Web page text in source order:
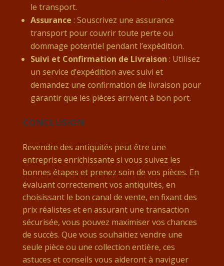
le transport.
Assurance : Souscrivez une assurance
transport pour couvrir toute perte ou
dommage potentiel pendant l’expédition.
Suivi et Confirmation de Livraison : Utilisez
un service d’expédition avec suivi et
demandez une confirmation de livraison pour
garantir que les pièces arrivent à bon port.
CONCLUSION
Revendre des antiquités peut être une
entreprise enrichissante si vous suivez les
bonnes étapes et prenez soin de vos pièces. En
évaluant correctement vos antiquités, en
choisissant le bon canal de vente, en fixant des
prix réalistes et en assurant une transaction
sécurisée, vous pouvez maximiser vos chances
de succès. Que vous souhaitiez vendre une
seule pièce ou une collection entière, ces
astuces et conseils vous aideront à naviguer